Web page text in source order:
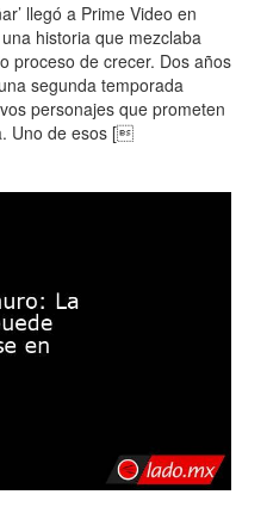
llegó a Prime Video en
historia que mezclaba
proceso de crecer. Dos años
segunda temporada
personajes que prometen
Uno de esos [